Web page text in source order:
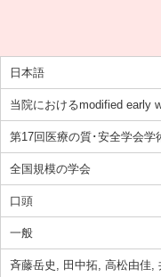
日本語
当院におけるmodified early
第17回医療の質･安全学会学
全国規模の学会
口頭
一般
斉藤岳史, 田中拓, 高松由佳,